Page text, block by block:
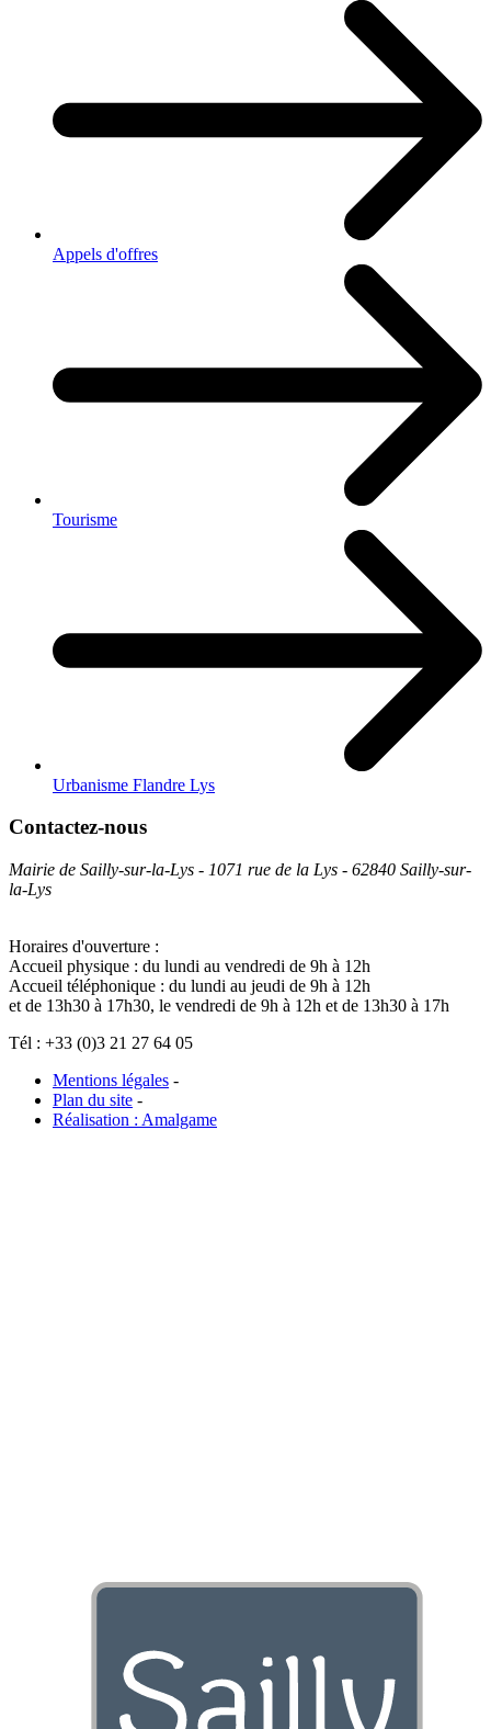
Appels d'offres
Tourisme
Urbanisme Flandre Lys
Contactez-nous
Mairie de Sailly-sur-la-Lys - 1071 rue de la Lys - 62840 Sailly-sur-
la-Lys
Horaires d'ouverture :
Accueil physique : du lundi au vendredi de 9h à 12h
Accueil téléphonique : du lundi au jeudi de 9h à 12h
et de 13h30 à 17h30, le vendredi de 9h à 12h et de 13h30 à 17h
Tél : +33 (0)3 21 27 64 05
Mentions légales -
Plan du site -
Réalisation : Amalgame